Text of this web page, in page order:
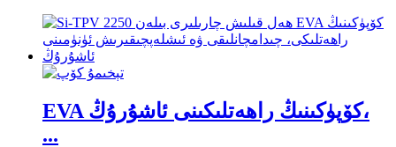
EVA كۆپۈكىنىڭ راھەتلىكىنى ئاشۇرۇڭ،
...